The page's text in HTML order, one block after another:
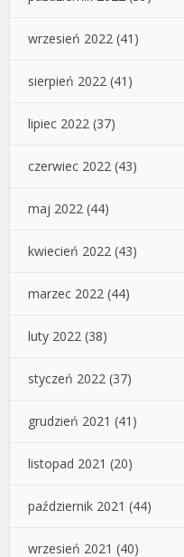
wrzesień 2022 (41)
sierpień 2022 (41)
lipiec 2022 (37)
czerwiec 2022 (43)
maj 2022 (44)
kwiecień 2022 (43)
marzec 2022 (44)
luty 2022 (38)
styczeń 2022 (37)
grudzień 2021 (41)
listopad 2021 (20)
październik 2021 (44)
wrzesień 2021 (40)